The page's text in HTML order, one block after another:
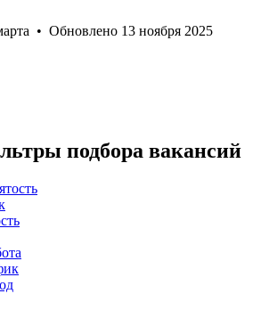
• Обновлено 13 ноября 2025
подбора вакансий